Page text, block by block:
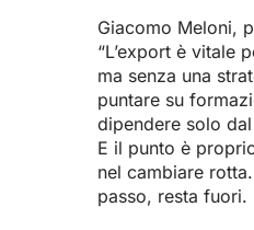
Giacomo Meloni,
“L’export è vitale
ma senza una
puntare su
dipendere solo
E il punto è
nel cambiare
passo, resta fuori.